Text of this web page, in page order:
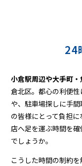
ン
グ
24
小倉駅周辺や大手町
倉北区。都心の利便
や、駐車場探しに手
の皆様にとって負担
店へ足を運ぶ時間を
でしょうか。
こうした時間の制約を